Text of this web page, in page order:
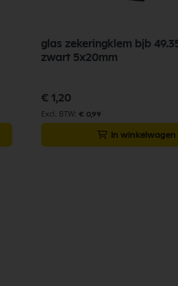
glas zekeringklem bjb
zwart 5x20mm
€ 1,20
€ 0,99
In winkelwagen